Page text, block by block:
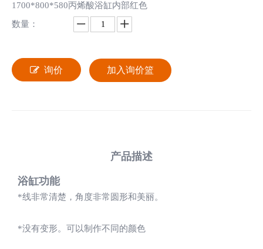
1700*800*580丙烯酸浴缸内部红色
数量：
询价 加入询价篮
产品描述
浴缸功能
*线非常清楚，角度非常圆形和美丽。
*没有变形。可以制作不同的颜色